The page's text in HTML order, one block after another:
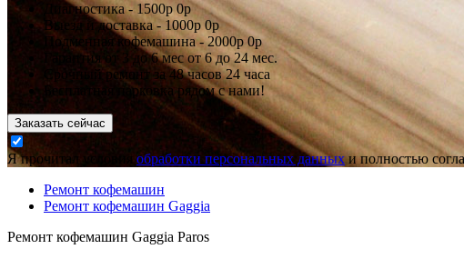
Диагностика -1500р0р
Выезд и доставка - 1000р0р
Подменная кофемашина -2000р 0р
Гарантияот 3 до 6 месот 6 до 24 мес.
Срочный ремонт за 48 часов24 часа
Бесплатная парковка рядом с нами!
Заказать сейчас
Я прочитал условия обработки персональных данныхи полностью
Ремонт кофемашин
Ремонт кофемашин Gaggia
Ремонт кофемашин Gaggia Paros